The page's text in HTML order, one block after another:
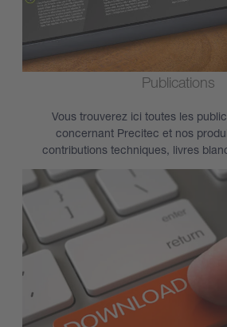
Publications
Vous trouverez ici toutes les
concernant Precitec et nos
contributions techniques, livres